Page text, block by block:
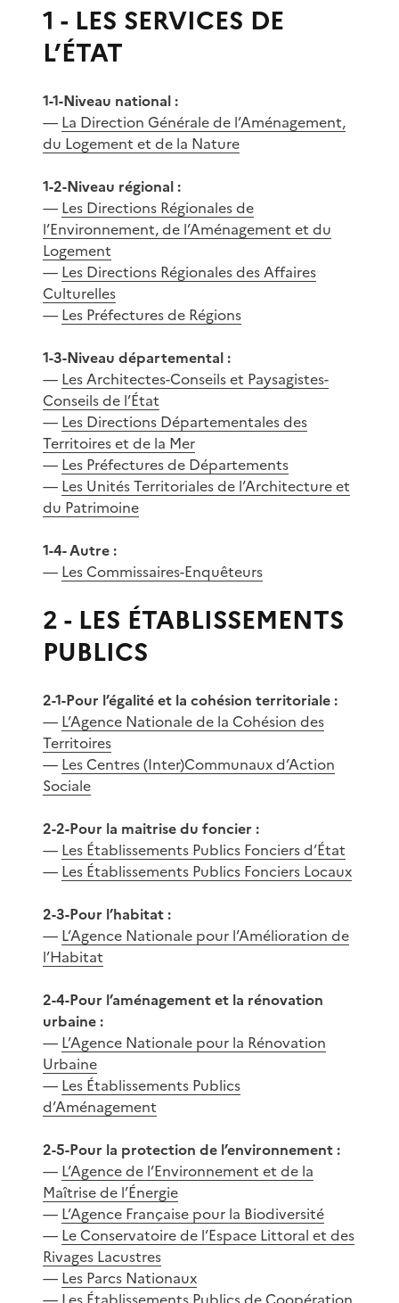
1 - LES SERVICES DE
L’ÉTAT
1-1-Niveau national :
— La Direction Générale de l’Aménagement,
du Logement et de la Nature
1-2-Niveau régional :
— Les Directions Régionales de
l’Environnement, de l’Aménagement et du
Logement
— Les Directions Régionales des Affaires
Culturelles
— Les Préfectures de Régions
1-3-Niveau départemental :
— Les Architectes-Conseils et Paysagistes-
Conseils de l’État
— Les Directions Départementales des
Territoires et de la Mer
— Les Préfectures de Départements
— Les Unités Territoriales de l’Architecture et
du Patrimoine
1-4- Autre :
— Les Commissaires-Enquêteurs
2 - LES ÉTABLISSEMENTS
PUBLICS
2-1-Pour l’égalité et la cohésion territoriale :
— L’Agence Nationale de la Cohésion des
Territoires
— Les Centres (Inter)Communaux d’Action
Sociale
2-2-Pour la maitrise du foncier :
— Les Établissements Publics Fonciers d’État
— Les Établissements Publics Fonciers Locaux
2-3-Pour l’habitat :
— L’Agence Nationale pour l’Amélioration de
l’Habitat
2-4-Pour l’aménagement et la rénovation
urbaine :
— L’Agence Nationale pour la Rénovation
Urbaine
— Les Établissements Publics
d’Aménagement
2-5-Pour la protection de l’environnement :
— L’Agence de l’Environnement et de la
Maîtrise de l’Énergie
— L’Agence Française pour la Biodiversité
— Le Conservatoire de l’Espace Littoral et des
Rivages Lacustres
— Les Parcs Nationaux